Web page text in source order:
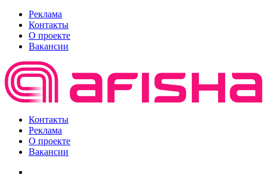
Реклама
Контакты
О проекте
Вакансии
Контакты
Реклама
О проекте
Вакансии